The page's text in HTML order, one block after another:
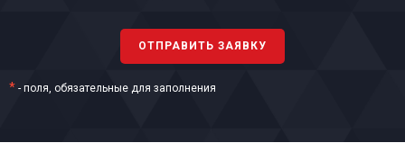
* - поля, обязательные для заполнения